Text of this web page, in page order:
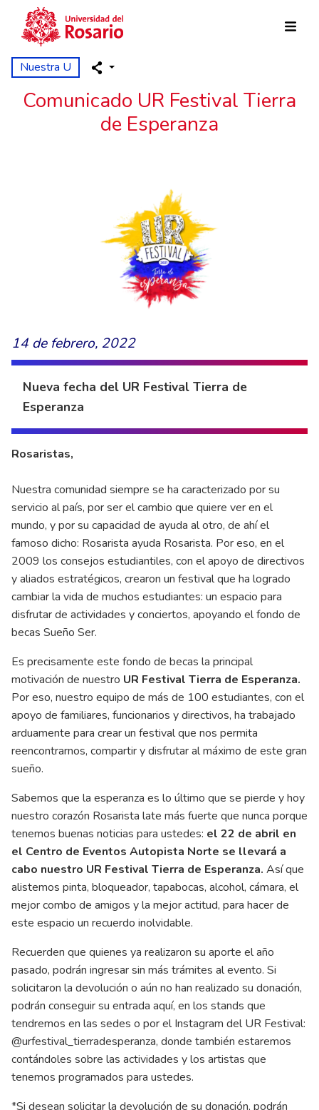
Pasar al contenido principal
Nuestra U
Comunicado UR Festival Tierra
de Esperanza
14 de febrero, 2022
Nueva fecha del UR Festival Tierra de
Esperanza
Rosaristas,
Nuestra comunidad siempre se ha caracterizado por su
servicio al país, por ser el cambio que quiere ver en el
mundo, y por su capacidad de ayuda al otro, de ahí el
famoso dicho: Rosarista ayuda Rosarista. Por eso, en el
2009 los consejos estudiantiles, con el apoyo de directivos
y aliados estratégicos, crearon un festival que ha logrado
cambiar la vida de muchos estudiantes: un espacio para
disfrutar de actividades y conciertos, apoyando el fondo de
becas Sueño Ser.
Es precisamente este fondo de becas la principal
motivación de nuestro UR Festival Tierra de Esperanza.
Por eso, nuestro equipo de más de 100 estudiantes, con el
apoyo de familiares, funcionarios y directivos, ha trabajado
arduamente para crear un festival que nos permita
reencontrarnos, compartir y disfrutar al máximo de este gran
sueño.
Sabemos que la esperanza es lo último que se pierde y hoy
nuestro corazón Rosarista late más fuerte que nunca porque
tenemos buenas noticias para ustedes: el 22 de abril en
el Centro de Eventos Autopista Norte se llevará a
cabo nuestro UR Festival Tierra de Esperanza. Así que
alistemos pinta, bloqueador, tapabocas, alcohol, cámara, el
mejor combo de amigos y la mejor actitud, para hacer de
este espacio un recuerdo inolvidable.
Recuerden que quienes ya realizaron su aporte el año
pasado, podrán ingresar sin más trámites al evento. Si
solicitaron la devolución o aún no han realizado su donación,
podrán conseguir su entrada aquí, en los stands que
tendremos en las sedes o por el Instagram del UR Festival:
@urfestival_tierradesperanza, donde también estaremos
contándoles sobre las actividades y los artistas que
tenemos programados para ustedes.
*Si desean solicitar la devolución de su donación, podrán